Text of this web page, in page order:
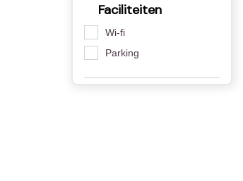
Faciliteiten
Wi-fi
Parking